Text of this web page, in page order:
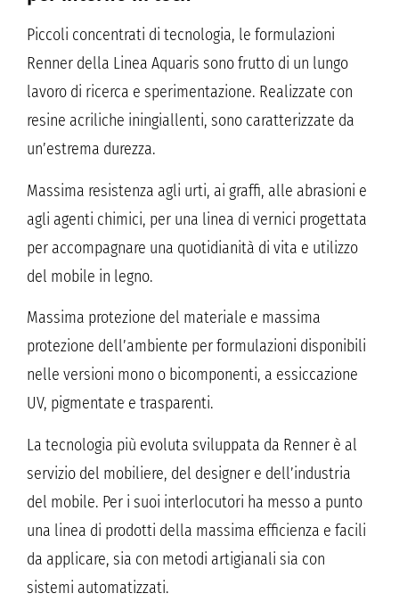
Piccoli concentrati di tecnologia, le formulazioni
Renner della Linea Aquaris sono frutto di un lungo
lavoro di ricerca e sperimentazione. Realizzate con
resine acriliche iningiallenti, sono caratterizzate da
un’estrema durezza.
Massima resistenza agli urti, ai graffi, alle abrasioni e
agli agenti chimici, per una linea di vernici progettata
per accompagnare una quotidianità di vita e utilizzo
del mobile in legno.
Massima protezione del materiale e massima
protezione dell’ambiente per formulazioni disponibili
nelle versioni mono o bicomponenti, a essiccazione
UV, pigmentate e trasparenti.
La tecnologia più evoluta sviluppata da Renner è al
servizio del mobiliere, del designer e dell’industria
del mobile. Per i suoi interlocutori ha messo a punto
una linea di prodotti della massima efficienza e facili
da applicare, sia con metodi artigianali sia con
sistemi automatizzati.